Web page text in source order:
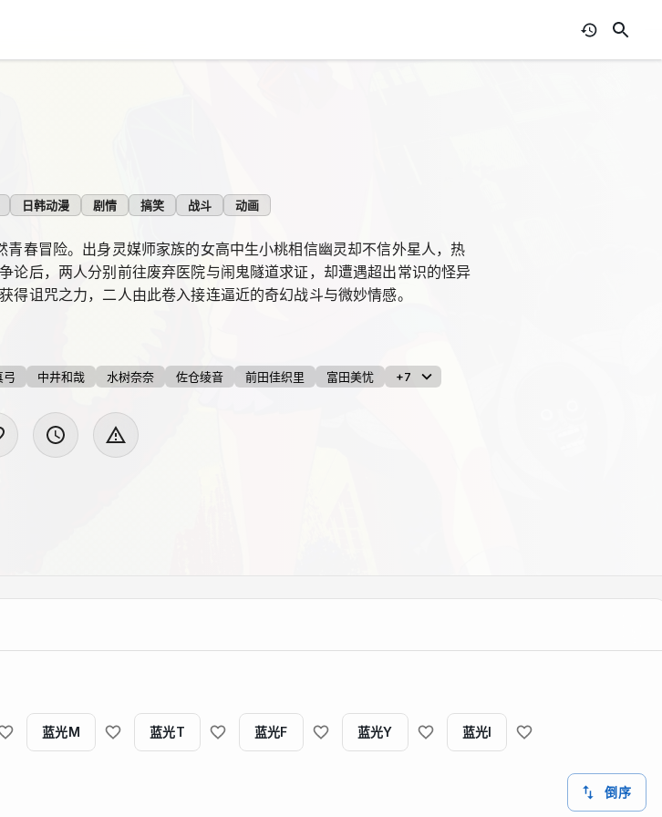
日韩动漫 剧情 搞笑 战斗 动画
青春冒险。出身灵媒师家族的女高中生小桃相信幽灵却不信外星人，热
论后，两人分别前往废弃医院与闹鬼隧道求证，却遭遇超出常识的怪异
得诅咒之力，二人由此卷入接连逼近的奇幻战斗与微妙情感。
弓 中井和哉 水树奈奈 佐仓绫音 前田佳织里 富田美忧 +7
蓝光M 蓝光T 蓝光F 蓝光Y 蓝光I
倒序